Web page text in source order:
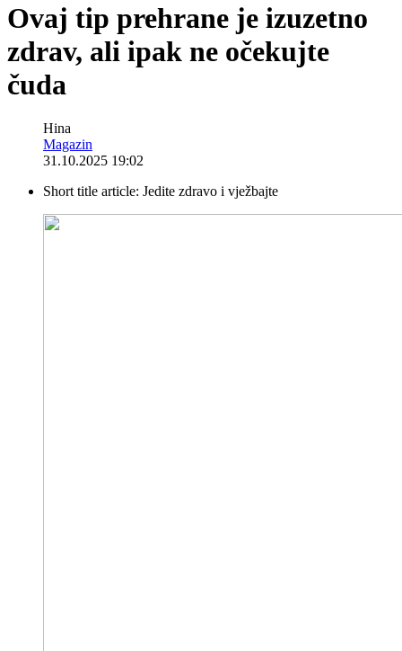
Ovaj tip prehrane je izuzetno
zdrav, ali ipak ne očekujte
čuda
Hina
Magazin
31.10.2025 19:02
Short title article: Jedite zdravo i vježbajte